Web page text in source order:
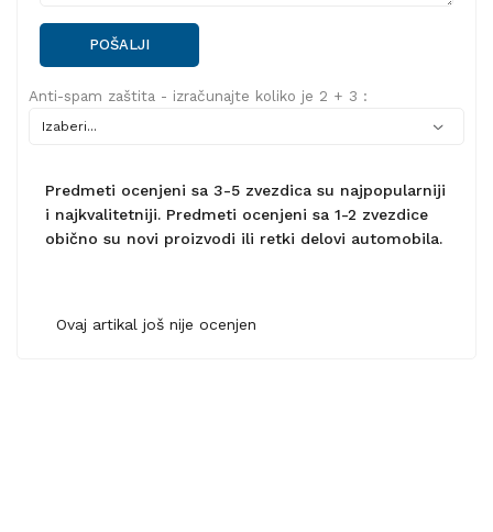
POŠALJI
Anti-spam zaštita - izračunajte koliko je 2 + 3 :
Predmeti ocenjeni sa 3-5 zvezdica su najpopularniji
i najkvalitetniji. Predmeti ocenjeni sa 1-2 zvezdice
obično su novi proizvodi ili retki delovi automobila.
Ovaj artikal još nije ocenjen